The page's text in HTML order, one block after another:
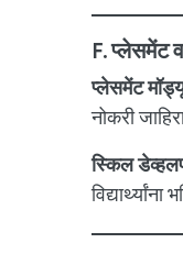
F. प्लेसमेंट
प्लेसमेंट
नोकरी
स्किल